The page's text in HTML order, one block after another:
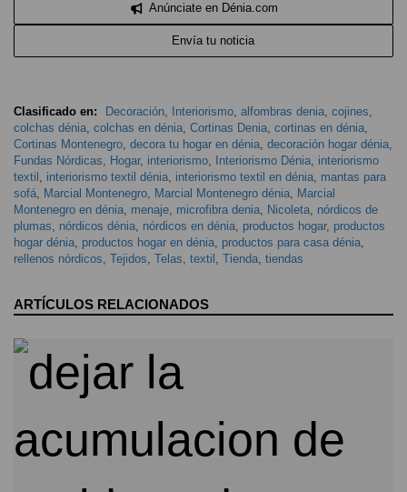
Anúnciate en Dénia.com
Envía tu noticia
Clasificado en: Decoración, Interiorismo, alfombras denia, cojines,
colchas dénia, colchas en dénia, Cortinas Denia, cortinas en dénia,
Cortinas Montenegro, decora tu hogar en dénia, decoración hogar dénia,
Fundas Nórdicas, Hogar, interiorismo, Interiorismo Dénia, interiorismo
textil , interiorismo textil dénia, interiorismo textil en dénia, mantas para
sofá, Marcial Montenegro, Marcial Montenegro dénia, Marcial
Montenegro en dénia, menaje, microfibra denia, Nicoleta, nórdicos de
plumas, nórdicos dénia, nórdicos en dénia, productos hogar, productos
hogar dénia, productos hogar en dénia, productos para casa dénia,
rellenos nórdicos, Tejidos, Telas, textil , Tienda, tiendas
ARTÍCULOS RELACIONADOS